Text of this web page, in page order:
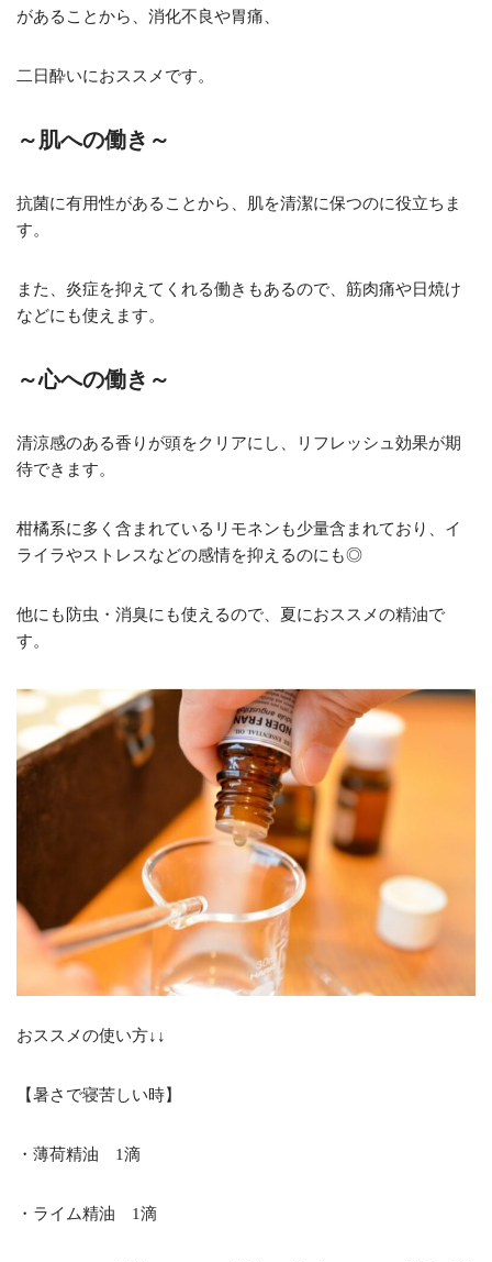
があることから、消化不良や胃痛、
二日酔いにおススメです。
～肌への働き～
抗菌に有用性があることから、肌を清潔に保つのに役立ちま
す。
また、炎症を抑えてくれる働きもあるので、筋肉痛や日焼け
などにも使えます。
～心への働き～
清涼感のある香りが頭をクリアにし、リフレッシュ効果が期
待できます。
柑橘系に多く含まれているリモネンも少量含まれており、イ
ライラやストレスなどの感情を抑えるのにも◎
他にも防虫・消臭にも使えるので、夏におススメの精油で
す。
おススメの使い方↓↓
【暑さで寝苦しい時】
・薄荷精油 1滴
・ライム精油 1滴